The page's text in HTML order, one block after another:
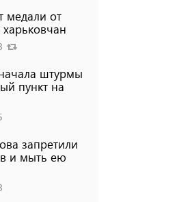
медали от
харьковчан
штурмы
пункт на
запретили
и мыть ею